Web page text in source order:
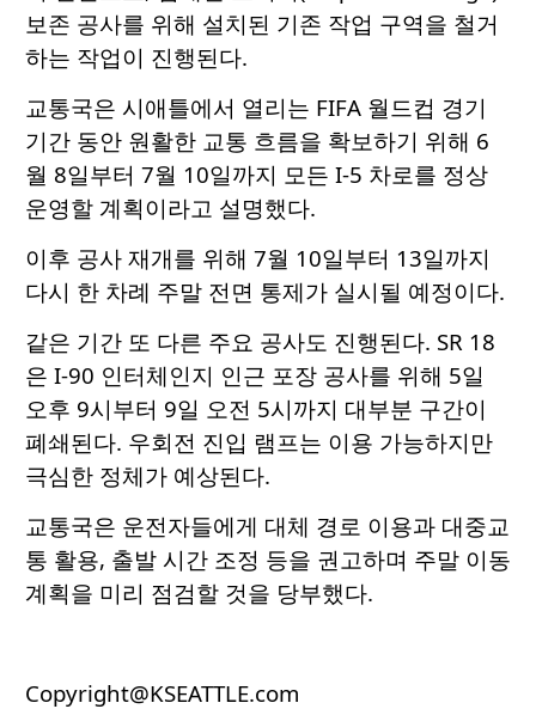
보존 공사를 위해 설치된 기존 작업 구역을 철거
하는 작업이 진행된다.
교통국은 시애틀에서 열리는 FIFA 월드컵 경기
기간 동안 원활한 교통 흐름을 확보하기 위해 6
월 8일부터 7월 10일까지 모든 I-5 차로를 정상
운영할 계획이라고 설명했다.
이후 공사 재개를 위해 7월 10일부터 13일까지
다시 한 차례 주말 전면 통제가 실시될 예정이다.
같은 기간 또 다른 주요 공사도 진행된다. SR 18
은 I-90 인터체인지 인근 포장 공사를 위해 5일
오후 9시부터 9일 오전 5시까지 대부분 구간이
폐쇄된다. 우회전 진입 램프는 이용 가능하지만
극심한 정체가 예상된다.
교통국은 운전자들에게 대체 경로 이용과 대중교
통 활용, 출발 시간 조정 등을 권고하며 주말 이동
계획을 미리 점검할 것을 당부했다.
Copyright@KSEATTLE.com